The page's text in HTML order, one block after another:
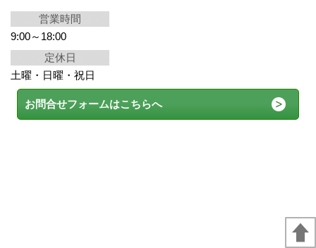
営業時間
9:00～18:00
定休日
土曜・日曜・祝日
お問合せフォームはこちらへ